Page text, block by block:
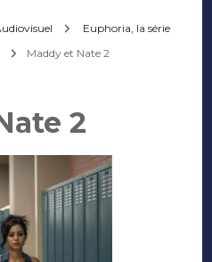
Euphoria, la série
Maddy et Nate 2
2